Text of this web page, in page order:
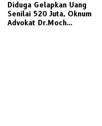
Diduga Gelapkan Uang
Senilai 520 Juta, Oknum
Advokat Dr.Moch